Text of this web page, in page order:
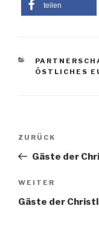
teilen
KATEGORIEN
ÖSTLICHES
Vorheriger
Beitrag
ZURÜCK
Gäste der
Nächster
Beitrag
WEITER
Gäste der